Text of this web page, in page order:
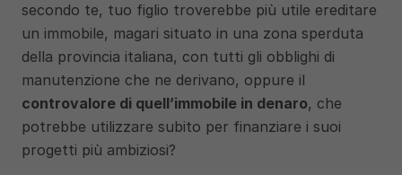
secondo te, tuo figlio troverebbe più utile ereditare
un immobile, magari situato in una zona sperduta
della provincia italiana, con tutti gli obblighi di
controvalore di quell’immobile in denaro, che
potrebbe utilizzare subito per finanziare i suoi
progetti più ambiziosi?